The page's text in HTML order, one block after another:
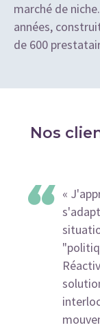
marché de
années,
de 600
Nos